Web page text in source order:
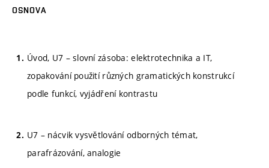
OSNOVA
Úvod, U7 – slovní zásoba: elektrotechnika a IT,
zopakování použití různých gramatických konstrukcí
podle funkcí, vyjádření kontrastu
U7 – nácvik vysvětlování odborných témat,
parafrázování, analogie